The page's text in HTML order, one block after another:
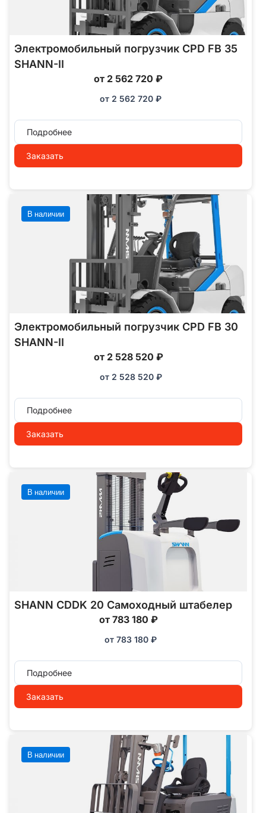
Электромобильный погрузчик CPD FB 35
SHANN-II
от 2 562 720 ₽
от 2 562 720 ₽
Подробнее
Заказать
В наличии
Электромобильный погрузчик CPD FB 30
SHANN-II
от 2 528 520 ₽
от 2 528 520 ₽
Подробнее
Заказать
В наличии
SHANN CDDK 20 Самоходный штабелер
от 783 180 ₽
от 783 180 ₽
Подробнее
Заказать
В наличии